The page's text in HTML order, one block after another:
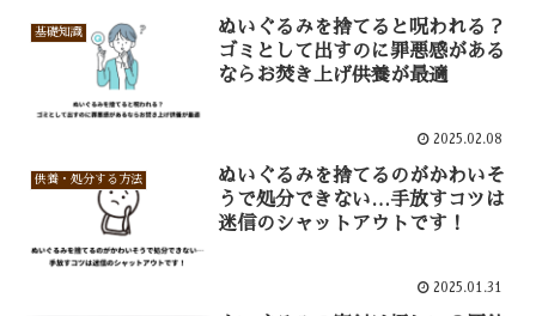
基礎知識
ぬいぐるみを捨てると呪われる？
ゴミとして出すのに罪悪感がある
ならお焚き上げ供養が最適
2025.02.08
供養・処分する方法
ぬいぐるみを捨てるのがかわいそ
うで処分できない…手放すコツは
迷信のシャットアウトです！
2025.01.31